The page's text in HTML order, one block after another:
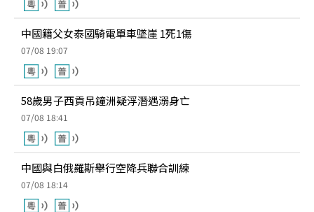
中國籍父女泰國騎電單車墜崖 1死1傷
07/08 19:07
58歲男子西貢吊鐘洲疑浮潛遇溺身亡
07/08 18:41
中國與白俄羅斯舉行空降兵聯合訓練
07/08 18:14